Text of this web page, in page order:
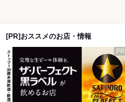
[PR]おススメのお店・情報
PR